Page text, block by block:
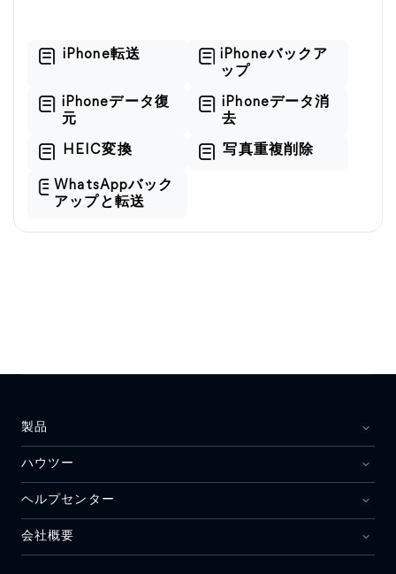
iPhone転送
iPhoneバックア
ップ
iPhoneデータ復
元
iPhoneデータ消
去
HEIC変換 写真重複削除
WhatsAppバック
アップと転送
製品
ハウツー
ヘルプセンター
会社概要